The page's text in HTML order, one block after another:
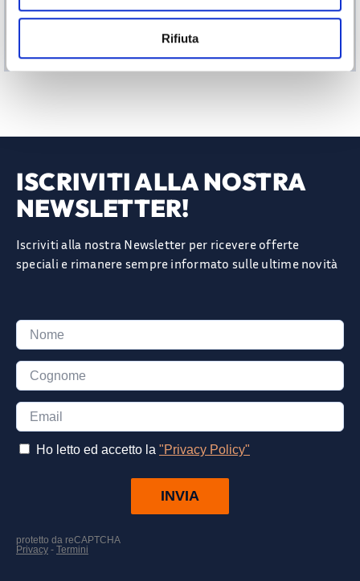
Rifiuta
Pompa centrifuga
Pompe centrifughe ad
ISCRIVITI ALLA NOSTRA
NEWSLETTER!
Iscriviti alla nostra Newsletter per ricevere offerte
speciali e rimanere sempre informato sulle ultime novità